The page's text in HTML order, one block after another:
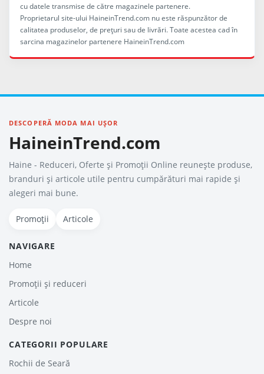
cu datele transmise de către magazinele partenere.
Proprietarul site-ului HaineinTrend.com nu este răspunzător de
calitatea produselor, de preţuri sau de livrări. Toate acestea cad în
sarcina magazinelor partenere HaineinTrend.com
DESCOPERĂ MODA MAI UȘOR
HaineinTrend.com
Haine - Reduceri, Oferte şi Promoţii Online reunește produse,
branduri și articole utile pentru cumpărături mai rapide și
alegeri mai bune.
Promoții Articole
NAVIGARE
Home
Promoții și reduceri
Articole
Despre noi
CATEGORII POPULARE
Rochii de Seară